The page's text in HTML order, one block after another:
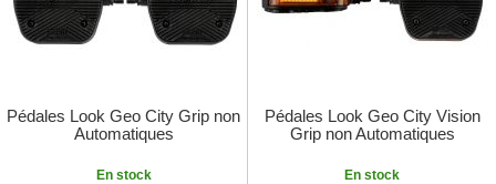
Pédales Look Geo City Grip non
Automatiques
En stock
Pédales Look Geo City Vision
Grip non Automatiques
En stock